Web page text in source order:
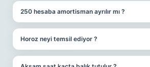
250 hesaba amortisman ayrılır mı ?
Horoz neyi temsil ediyor ?